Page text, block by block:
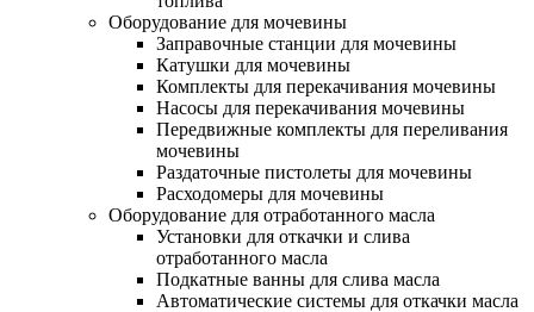
Оборудование для мочевины
Заправочные станции для мочевины
Катушки для мочевины
Комплекты для перекачивания мочевины
Насосы для перекачивания мочевины
Передвижные комплекты для переливания
мочевины
Раздаточные пистолеты для мочевины
Расходомеры для мочевины
Оборудование для отработанного масла
Установки для откачки и слива
отработанного масла
Подкатные ванны для слива масла
Автоматические системы для откачки масла